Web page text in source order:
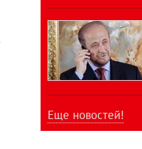
Еще новостей!